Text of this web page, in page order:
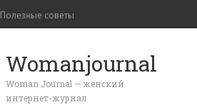
Полезные советы
Womanjournal
Woman Journal — женский
интернет-журнал